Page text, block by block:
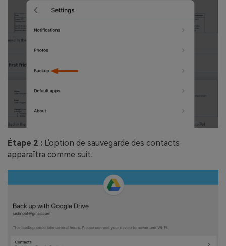
Étape 2 : L'option de sauvegarde des contacts
apparaîtra comme suit.